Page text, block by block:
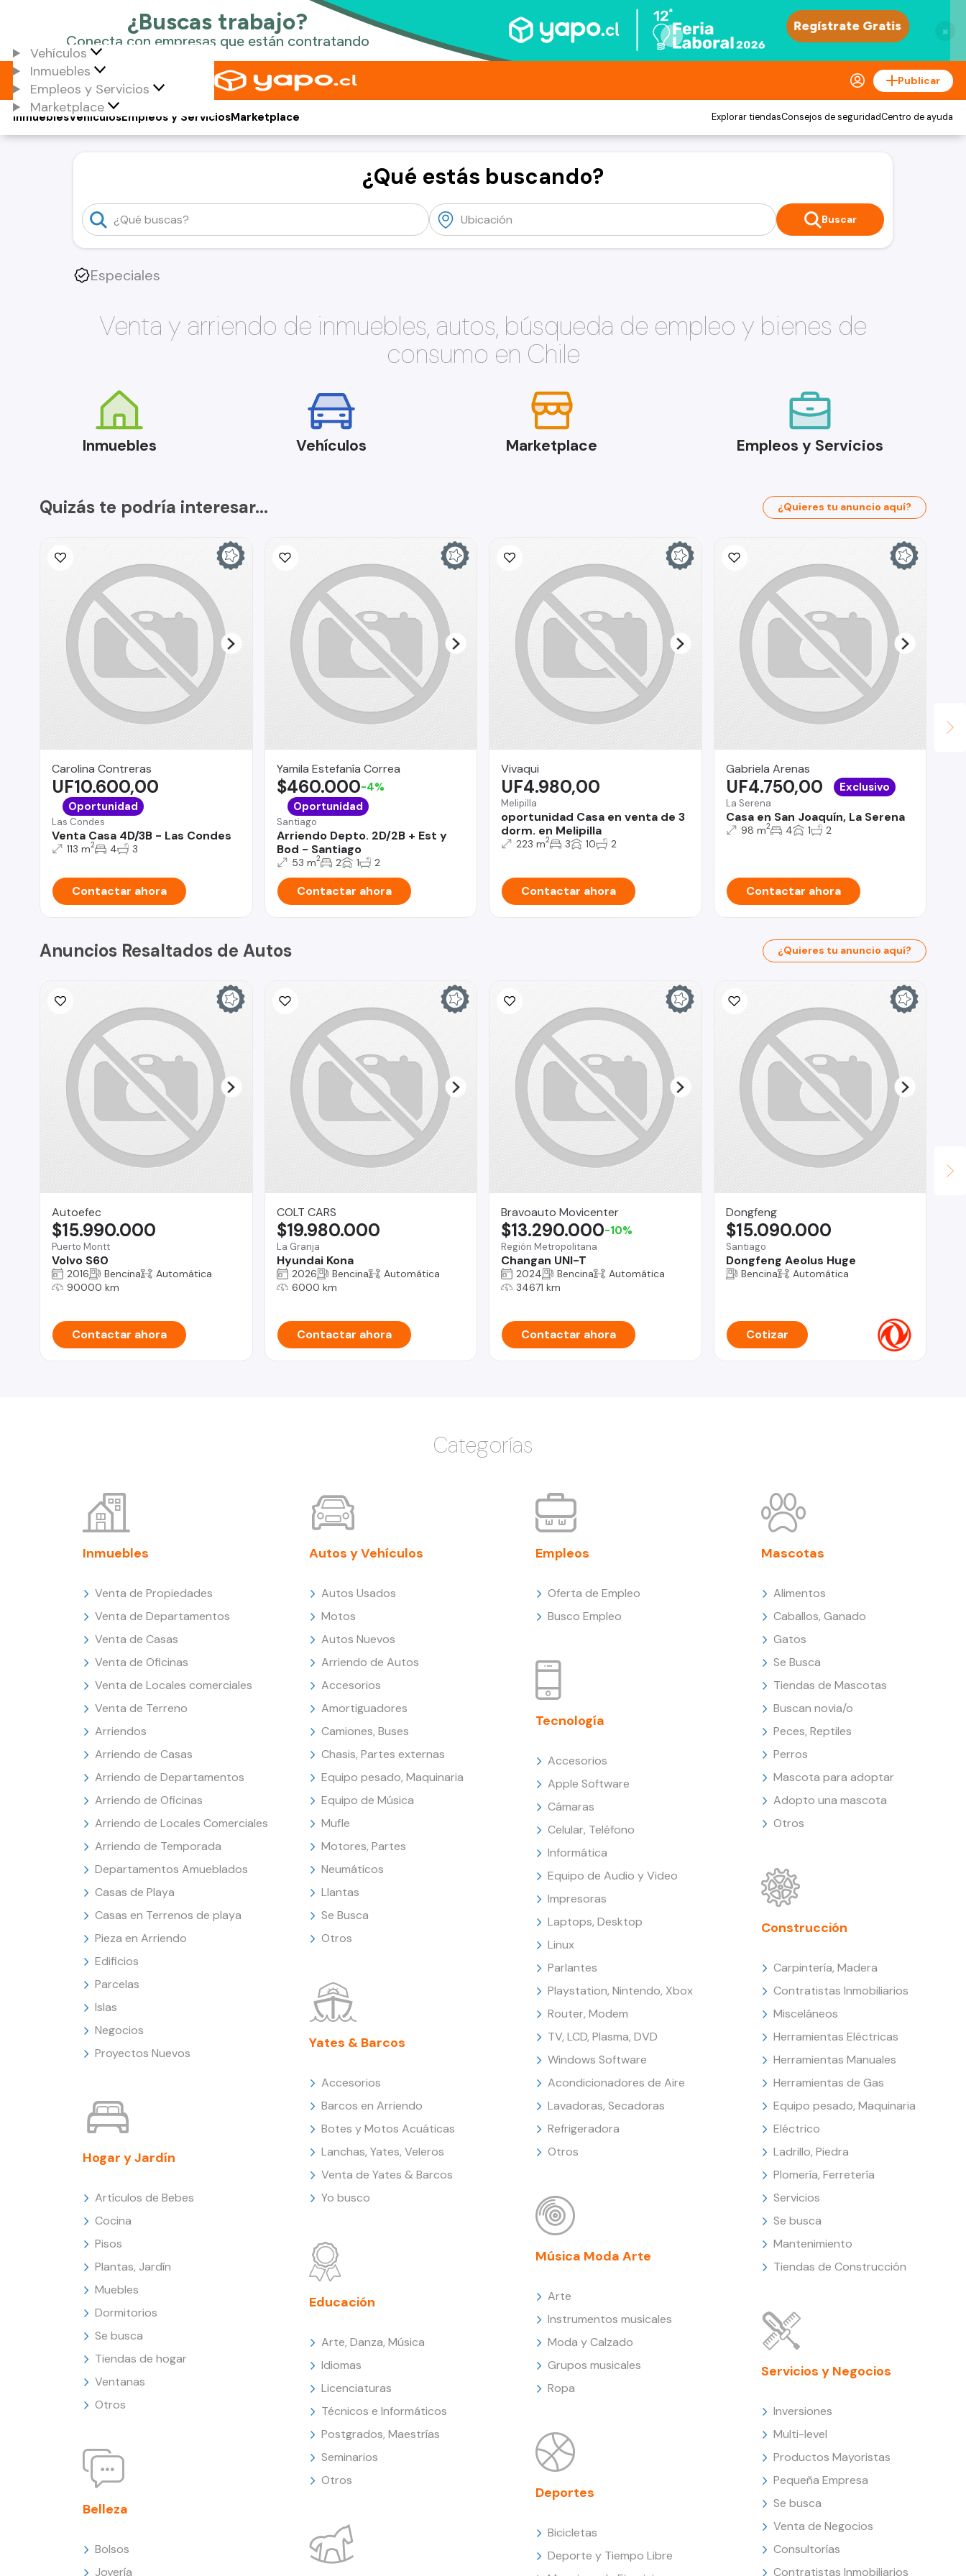
×
Vehículos
Inmuebles
Empleos y Servicios
Marketplace
Publicar
Vehículos
Inmuebles Empleos y ServiciosMarketplace Explorar tiendasConsejos de seguridadCentro de ayuda
¿Qué estás buscando?
Buscar
Especiales
Venta y arriendo de inmuebles, autos, búsqueda de empleo y bienes de
consumo en Chile
Inmuebles Vehículos Marketplace Empleos y Servicios
Quizás te podría interesar... ¿Quieres tu anuncio aquí?
Carolina Contreras
Las Condes
Venta Casa 4D/3B - Las Condes
UF10.600,00
Oportunidad
113 m2 4 3
Contactar ahora
Yamila Estefanía Correa
Santiago
Arriendo Depto. 2D/2B + Est y
Bod - Santiago
$460.000-4%
Oportunidad
53 m2 2 1 2
Contactar ahora
Vivaqui
Melipilla
oportunidad Casa en venta de 3
dorm. en Melipilla
UF4.980,00
223 m2 3 10 2
Contactar ahora
Gabriela Arenas
La Serena
Casa en San Joaquín, La Serena
UF4.750,00 Exclusivo
98 m2 4 1 2
Contactar ahora
Anuncios Resaltados de Autos ¿Quieres tu anuncio aquí?
Autoefec
Puerto Montt
Volvo S60
$15.990.000
2016 Bencina
Automática
90000 km
Contactar ahora
COLT CARS
La Granja
Hyundai Kona
$19.980.000
2026 Bencina
Automática
6000 km
Contactar ahora
Bravoauto Movicenter
Región Metropolitana
Changan UNI-T
$13.290.000-10%
2024 Bencina
Automática
34671 km
Contactar ahora
Dongfeng
Santiago
Dongfeng Aeolus Huge
$15.090.000
Bencina Automática
Cotizar
Categorías
Inmuebles
Venta de Propiedades
Venta de Departamentos
Venta de Casas
Venta de Oficinas
Venta de Locales comerciales
Venta de Terreno
Arriendos
Arriendo de Casas
Arriendo de Departamentos
Arriendo de Oficinas
Arriendo de Locales Comerciales
Arriendo de Temporada
Departamentos Amueblados
Casas de Playa
Casas en Terrenos de playa
Pieza en Arriendo
Edificios
Parcelas
Islas
Negocios
Proyectos Nuevos
Hogar y Jardín
Artículos de Bebes
Cocina
Pisos
Plantas, Jardín
Muebles
Dormitorios
Se busca
Tiendas de hogar
Ventanas
Otros
Belleza
Bolsos
Joyería
Autos y Vehículos
Autos Usados
Motos
Autos Nuevos
Arriendo de Autos
Accesorios
Amortiguadores
Camiones, Buses
Chasis, Partes externas
Equipo pesado, Maquinaria
Equipo de Música
Mufle
Motores, Partes
Neumáticos
Llantas
Se Busca
Otros
Yates & Barcos
Accesorios
Barcos en Arriendo
Botes y Motos Acuáticas
Lanchas, Yates, Veleros
Venta de Yates & Barcos
Yo busco
Educación
Arte, Danza, Música
Idiomas
Licenciaturas
Técnicos e Informáticos
Postgrados, Maestrías
Seminarios
Otros
Empleos
Oferta de Empleo
Busco Empleo
Tecnología
Accesorios
Apple Software
Cámaras
Celular, Teléfono
Informática
Equipo de Audio y Video
Impresoras
Laptops, Desktop
Linux
Parlantes
Playstation, Nintendo, Xbox
Router, Modem
TV, LCD, Plasma, DVD
Windows Software
Acondicionadores de Aire
Lavadoras, Secadoras
Refrigeradora
Otros
Música Moda Arte
Arte
Instrumentos musicales
Moda y Calzado
Grupos musicales
Ropa
Deportes
Bicicletas
Deporte y Tiempo Libre
Mascotas
Alimentos
Caballos, Ganado
Gatos
Se Busca
Tiendas de Mascotas
Buscan novia/o
Peces, Reptiles
Perros
Mascota para adoptar
Adopto una mascota
Otros
Construcción
Carpintería, Madera
Contratistas Inmobiliarios
Misceláneos
Herramientas Eléctricas
Herramientas Manuales
Herramientas de Gas
Equipo pesado, Maquinaria
Eléctrico
Ladrillo, Piedra
Plomería, Ferretería
Servicios
Se busca
Mantenimiento
Tiendas de Construcción
Servicios y Negocios
Inversiones
Multi-level
Productos Mayoristas
Pequeña Empresa
Se busca
Venta de Negocios
Consultorías
Contratistas Inmobiliarios